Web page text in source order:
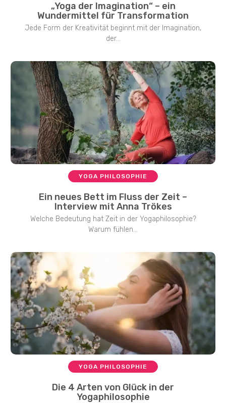
„Yoga der Imagination“ – ein
Wundermittel für Transformation
Jede Form der Kreativität beginnt mit der Imagination,
der...
YOGA PHILOSOPHIE
Ein neues Bett im Fluss der Zeit –
Interview mit Anna Trökes
Welche Bedeutung hat Zeit in der Yogaphilosophie?
Warum fühlen...
YOGA PHILOSOPHIE
Die 4 Arten von Glück in der
Yogaphilosophie